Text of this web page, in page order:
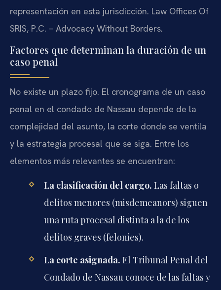
representación en esta jurisdicción. Law Offices Of
SRIS, P.C. – Advocacy Without Borders.
Factores que determinan la duración de un
caso penal
No existe un plazo fijo. El cronograma de un caso
penal en el condado de Nassau depende de la
complejidad del asunto, la corte donde se ventila
y la estrategia procesal que se siga. Entre los
elementos más relevantes se encuentran:
La clasificación del cargo. Las faltas o
delitos menores (misdemeanors) siguen
una ruta procesal distinta a la de los
delitos graves (felonies).
La corte asignada. El Tribunal Penal del
Condado de Nassau conoce de las faltas y